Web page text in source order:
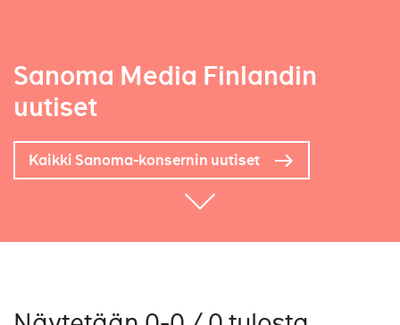
Sanoma Media Finlandin
uutiset
Kaikki Sanoma-konsernin uutiset